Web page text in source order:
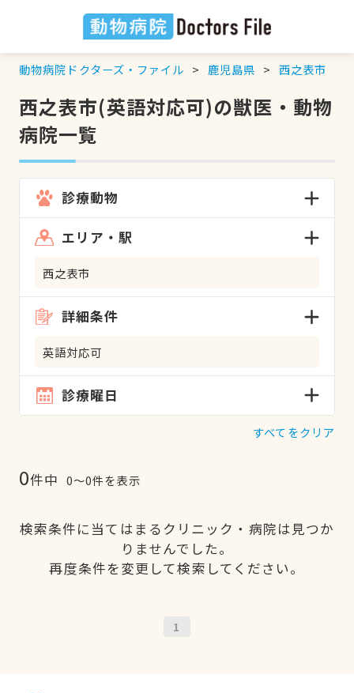
動物病院ドクターズ・ファイル 鹿児島県 西之表市
西之表市(英語対応可)の獣医・動物
病院一覧
診療動物
エリア・駅
西之表市
詳細条件
英語対応可
診療曜日
すべてをクリア
0件中 0〜0件を表示
検索条件に当てはまるクリニック・病院は見つか
りませんでした。
再度条件を変更して検索してください。
1